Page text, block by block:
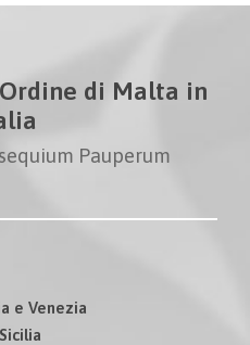
di Malta in
Pauperum
e Venezia